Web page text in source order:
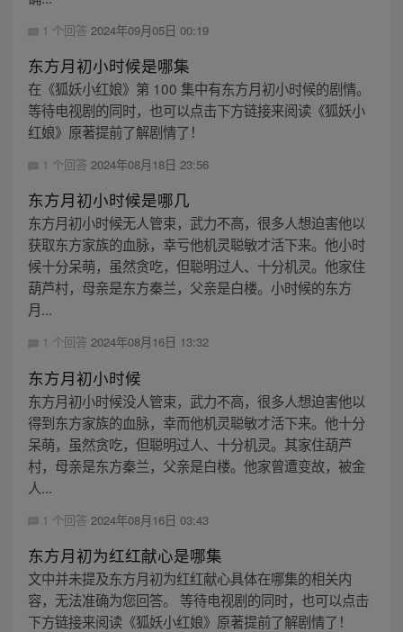
1 个回答 2024年09月05日 00:19
东方月初小时候是哪集
在《狐妖小红娘》第 100 集中有东方月初小时候的剧情。
等待电视剧的同时，也可以点击下方链接来阅读《狐妖小
红娘》原著提前了解剧情了！
1 个回答 2024年08月18日 23:56
东方月初小时候是哪几
东方月初小时候无人管束，武力不高，很多人想迫害他以
获取东方家族的血脉，幸亏他机灵聪敏才活下来。他小时
候十分呆萌，虽然贪吃，但聪明过人、十分机灵。他家住
葫芦村，母亲是东方秦兰，父亲是白楼。小时候的东方
月...
1 个回答 2024年08月16日 13:32
东方月初小时候
东方月初小时候没人管束，武力不高，很多人想迫害他以
得到东方家族的血脉，幸而他机灵聪敏才活下来。他十分
呆萌，虽然贪吃，但聪明过人、十分机灵。其家住葫芦
村，母亲是东方秦兰，父亲是白楼。他家曾遭变故，被金
人...
1 个回答 2024年08月16日 03:43
东方月初为红红献心是哪集
文中并未提及东方月初为红红献心具体在哪集的相关内
容，无法准确为您回答。 等待电视剧的同时，也可以点击
下方链接来阅读《狐妖小红娘》原著提前了解剧情了！